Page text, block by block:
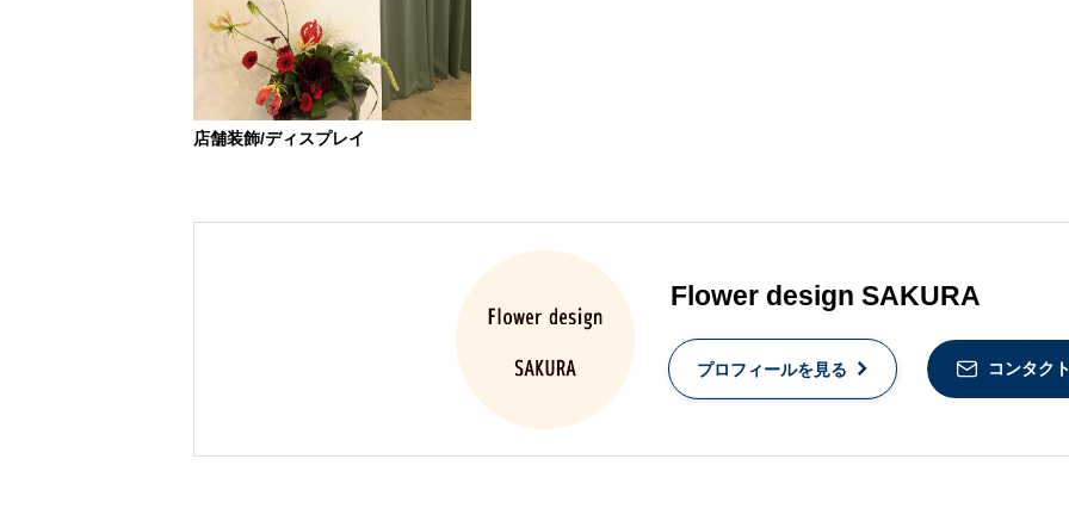
店舗装飾/ディスプレイ
Flower design SAKURA
プロフィールを見る コンタク